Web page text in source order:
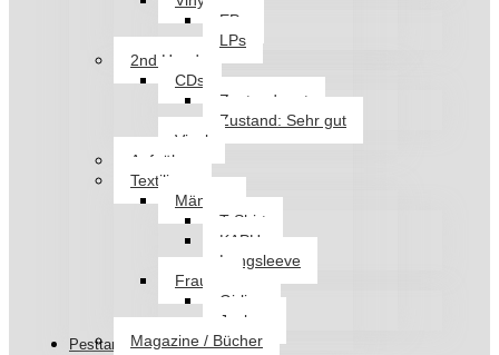
EPs
LPs
2nd Hand
CDs
Zustand: gut
Zustand: Sehr gut
Vinyl
Aufnäher
Textilien
Männer
T-Shirt
KAPU
Longsleeve
Frauen
Girlies
Jacken
Magazine / Bücher
Pesttanz